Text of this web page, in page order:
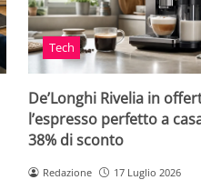
Tech
De’Longhi Rivelia in
l’espresso perfetto a
38% di sconto
Redazione 17 Luglio 2026